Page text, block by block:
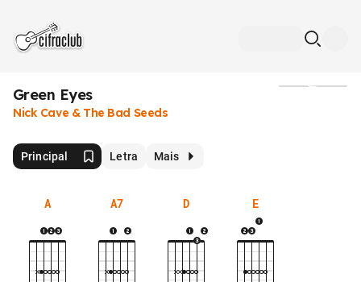
Green Eyes
Nick Cave & The Bad Seeds
Principal Letra Mais
A A7 D E